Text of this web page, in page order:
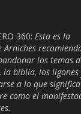
360: Esta es la
Arniches
los temas
biblia, los ligones
a lo que
como el